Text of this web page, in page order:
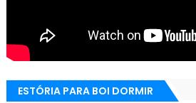
ESTÓRIA PARA BOI DORMIR